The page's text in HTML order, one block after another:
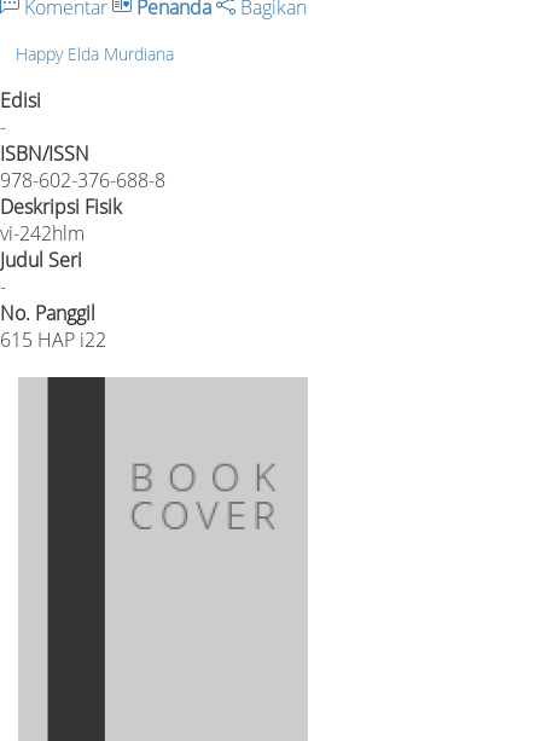
Komentar Penanda Bagikan
Happy Elda Murdiana
Edisi
-
ISBN/ISSN
978-602-376-688-8
Deskripsi Fisik
vi-242hlm
Judul Seri
-
No. Panggil
615 HAP i22